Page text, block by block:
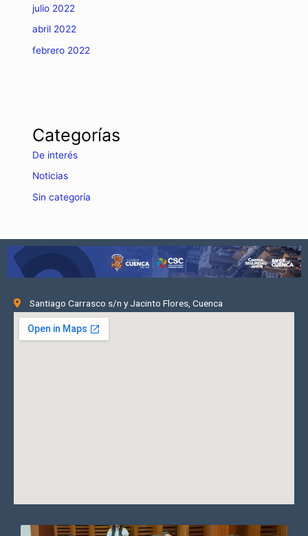
julio 2022
abril 2022
febrero 2022
Categorías
De interés
Noticias
Sin categoría
Santiago Carrasco s/n y Jacinto Flores, Cuenca